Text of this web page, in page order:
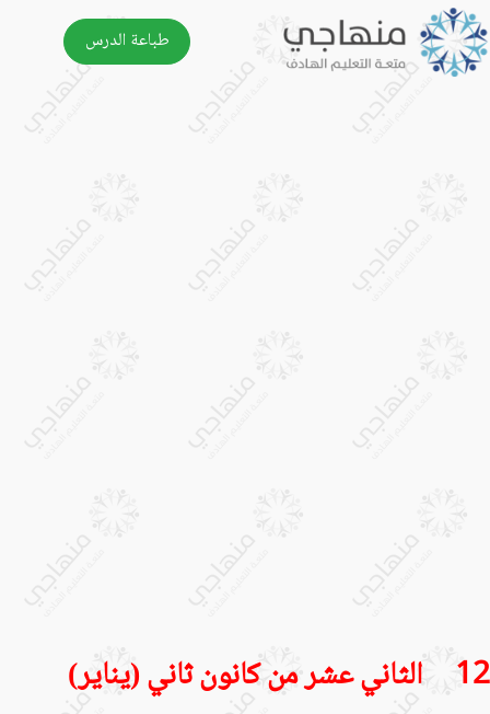
طباعة الدرس
12 الثاني عشر من كانون ثاني (يناير)